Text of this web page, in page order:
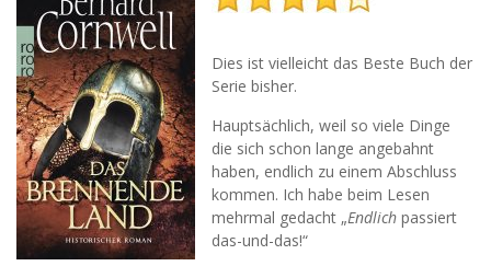
Dies ist vielleicht das Beste Buch der
Serie bisher.
Hauptsächlich, weil so viele Dinge
die sich schon lange angebahnt
haben, endlich zu einem Abschluss
kommen. Ich habe beim Lesen
mehrmal gedacht „Endlich passiert
das-und-das!“